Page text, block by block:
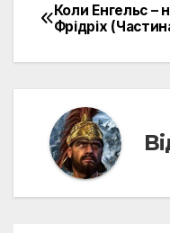
записів
Коли Енгельс –
Фрідріх